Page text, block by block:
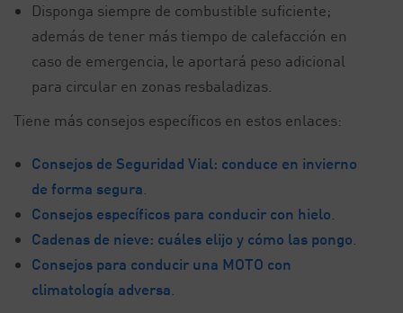
Disponga siempre de combustible suficiente;
además de tener más tiempo de calefacción en
caso de emergencia, le aportará peso adicional
para circular en zonas resbaladizas.
Tiene más consejos específicos en estos enlaces:
Consejos de Seguridad Vial: conduce en invierno
de forma segura
Consejos específicos para conducir con hielo
Cadenas de nieve: cuáles elijo y cómo las pongo
Consejos para conducir una MOTO con
climatología adversa